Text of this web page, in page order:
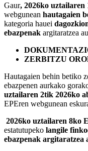
Gaur, 2026ko uztailaren
webgunean hautagaien
kategoria hauei
ebazpenak argitaratzea
ZERBITZU
Hautagaien behin betiko
ebazpenen aurkako
uztailaren 2tik 2026ko
EPEren webgunean
2026ko uztailaren 8ko
estatutupeko langile
ebazpenak argitaratzea